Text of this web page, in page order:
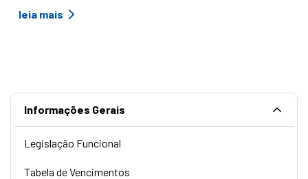
leia mais
Informações Gerais
Legislação Funcional
Tabela de Vencimentos